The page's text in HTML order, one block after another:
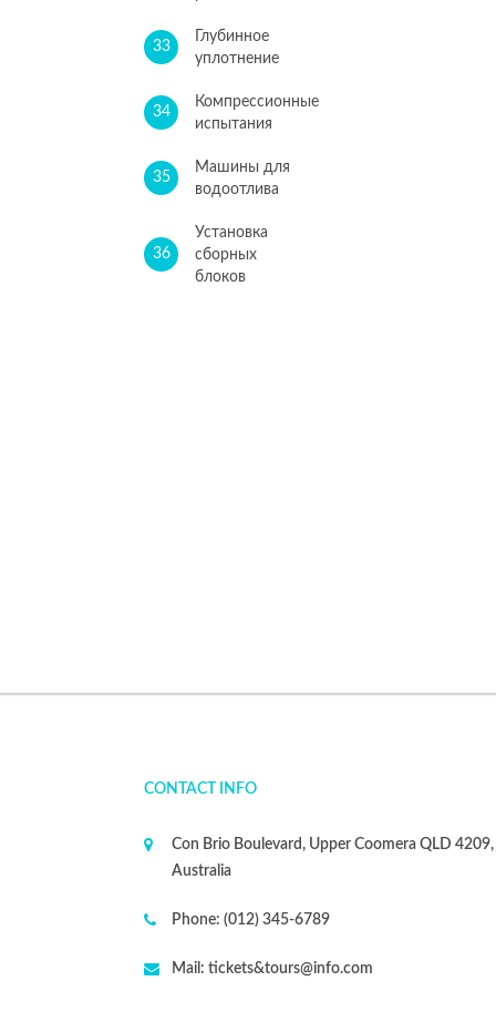
33
Глубинное
уплотнение
34
Компрессионные
испытания
35
Машины для
водоотлива
36
Установка
сборных
блоков
CONTACT INFO
Con Brio Boulevard, Upper Coomera QLD 4209,
Australia
Phone: (012) 345-6789
Mail: tickets&tours@info.com